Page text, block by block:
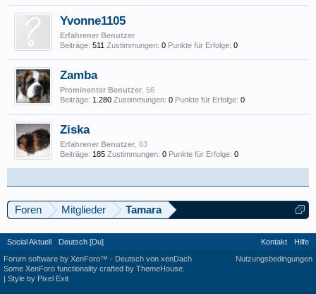
Yvonne1105
Erfahrener Benutzer
Beiträge: 511 Zustimmungen: 0 Punkte für Erfolge: 0
Zamba
Prominenter Benutzer , 56
Beiträge: 1.280 Zustimmungen: 0 Punkte für Erfolge: 0
Ziska
Erfahrener Benutzer , 63
Beiträge: 185 Zustimmungen: 0 Punkte für Erfolge: 0
Foren Mitglieder Tamara
Social Aktuell Deutsch [Du] Kontakt
Hilfe
Nutzungsbedingungen
Forum software by XenForo™ - Deutsch von xenDach
Some XenForo functionality crafted by ThemeHouse
| Style by Pixel Exit